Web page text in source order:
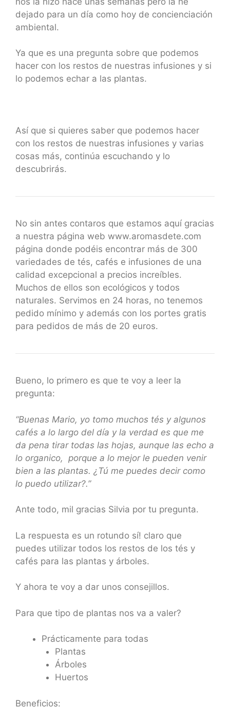
dejado para un día como hoy de concienciación
ambiental.
Ya que es una pregunta sobre que podemos
hacer con los restos de nuestras infusiones y si
lo podemos echar a las plantas.
Así que si quieres saber que podemos hacer
con los restos de nuestras infusiones y varias
cosas más, continúa escuchando y lo
descubrirás.
No sin antes contaros que estamos aquí gracias
a nuestra página web www.aromasdete.com
página donde podéis encontrar más de 300
variedades de tés, cafés e infusiones de una
calidad excepcional a precios increíbles.
Muchos de ellos son ecológicos y todos
naturales. Servimos en 24 horas, no tenemos
pedido mínimo y además con los portes gratis
para pedidos de más de 20 euros.
Bueno, lo primero es que te voy a leer la
pregunta:
“Buenas Mario, yo tomo muchos tés y algunos
cafés a lo largo del día y la verdad es que me
da pena tirar todas las hojas, aunque las echo a
lo organico, porque a lo mejor le pueden venir
bien a las plantas. ¿Tú me puedes decir como
lo puedo utilizar?.”
Ante todo, mil gracias Silvia por tu pregunta.
La respuesta es un rotundo sí! claro que
puedes utilizar todos los restos de los tés y
cafés para las plantas y árboles.
Y ahora te voy a dar unos consejillos.
Para que tipo de plantas nos va a valer?
Prácticamente para todas
Plantas
Árboles
Huertos
Beneficios: